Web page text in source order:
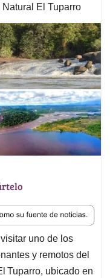
El Tuparro
uno de los
y remotos del
Tuparro, ubicado en